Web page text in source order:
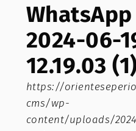
2024-06-
12.19.03
https://
cms/wp-
content/uploads/